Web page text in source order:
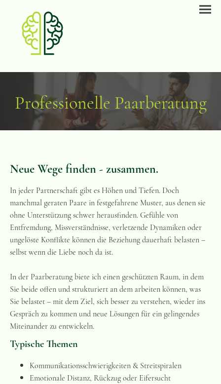
Professionelle Paarberatung
Neue Wege finden - zusammen.
In jeder Partnerschaft gibt es Höhen und Tiefen. Doch
manchmal geraten Paare in festgefahrene Muster, aus denen sie
ohne Unterstützung schwer herausfinden. Gefühle von
Entfremdung, Missverständnisse, verletzende Dynamiken oder
ungelöste Konflikte können die Beziehung dauerhaft belasten –
selbst wenn die Liebe noch da ist.
In der Paarberatung biete ich einen geschützten Raum, in dem
Sie beide offen und strukturiert an dem arbeiten können, was
Sie belastet – mit dem Ziel, sich besser zu verstehen, wieder ins
Gespräch zu kommen und neue Lösungen für ein gelingendes
Miteinander zu entwickeln.
Typische Themen
Kommunikationsschwierigkeiten & Streitspiralen
Emotionale Distanz, Rückzug oder Eifersucht